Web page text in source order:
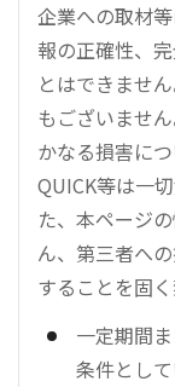
企業への取材
報の正確性、
とはできませ
もございませ
かなる損害に
QUICK等は一
た、本ページ
ん、第三者へ
することを固く
一定期間
条件とし